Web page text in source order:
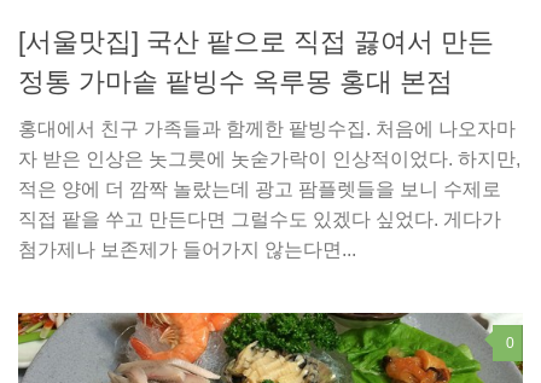
[서울맛집] 국산 팥으로 직접 끓여서 만든
정통 가마솥 팥빙수 옥루몽 홍대 본점
홍대에서 친구 가족들과 함께한 팥빙수집. 처음에 나오자마
자 받은 인상은 놋그릇에 놋숟가락이 인상적이었다. 하지만,
적은 양에 더 깜짝 놀랐는데 광고 팜플렛들을 보니 수제로
직접 팥을 쑤고 만든다면 그럴수도 있겠다 싶었다. 게다가
첨가제나 보존제가 들어가지 않는다면...
0